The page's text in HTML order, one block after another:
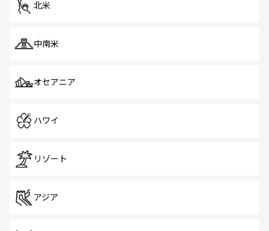
北米
中南米
オセアニア
ハワイ
リゾート
アジア